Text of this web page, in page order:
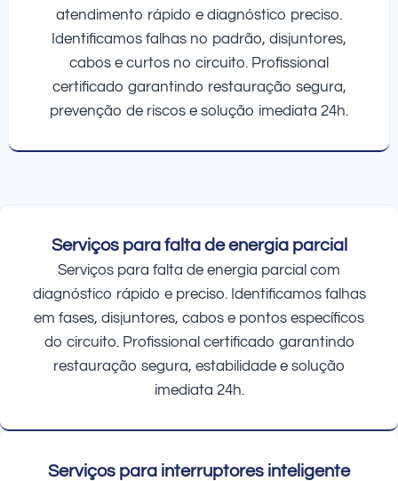
atendimento rápido e diagnóstico preciso.
Identificamos falhas no padrão, disjuntores,
cabos e curtos no circuito. Profissional
certificado garantindo restauração segura,
prevenção de riscos e solução imediata 24h.
Serviços para falta de energia parcial
Serviços para falta de energia parcial com
diagnóstico rápido e preciso. Identificamos falhas
em fases, disjuntores, cabos e pontos específicos
do circuito. Profissional certificado garantindo
restauração segura, estabilidade e solução
imediata 24h.
Serviços para interruptores inteligente